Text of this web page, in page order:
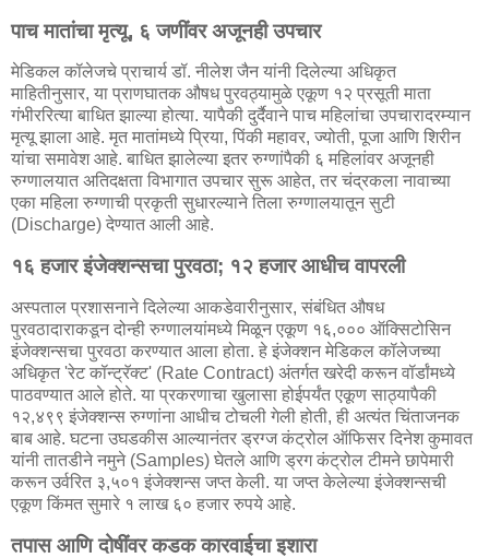
पाच मातांचा मृत्यू, ६ जणींवर अजूनही उपचार
मेडिकल कॉलेजचे प्राचार्य डॉ. नीलेश जैन यांनी दिलेल्या अधिकृत
माहितीनुसार, या प्राणघातक औषध पुरवठ्यामुळे एकूण १२ प्रसूती माता
गंभीररित्या बाधित झाल्या होत्या. यापैकी दुर्दैवाने पाच महिलांचा उपचारादरम्यान
मृत्यू झाला आहे. मृत मातांमध्ये प्रिया, पिंकी महावर, ज्योती, पूजा आणि शिरीन
यांचा समावेश आहे. बाधित झालेल्या इतर रुग्णांपैकी ६ महिलांवर अजूनही
रुग्णालयात अतिदक्षता विभागात उपचार सुरू आहेत, तर चंद्रकला नावाच्या
एका महिला रुग्णाची प्रकृती सुधारल्याने तिला रुग्णालयातून सुटी
(Discharge) देण्यात आली आहे.
१६ हजार इंजेक्शन्सचा पुरवठा; १२ हजार आधीच वापरली
अस्पताल प्रशासनाने दिलेल्या आकडेवारीनुसार, संबंधित औषध
पुरवठादाराकडून दोन्ही रुग्णालयांमध्ये मिळून एकूण १६,००० ऑक्सिटोसिन
इंजेक्शन्सचा पुरवठा करण्यात आला होता. हे इंजेक्शन मेडिकल कॉलेजच्या
अधिकृत 'रेट कॉन्ट्रॅक्ट' (Rate Contract) अंतर्गत खरेदी करून वॉर्डांमध्ये
पाठवण्यात आले होते. या प्रकरणाचा खुलासा होईपर्यंत एकूण साठ्यापैकी
१२,४९९ इंजेक्शन्स रुग्णांना आधीच टोचली गेली होती, ही अत्यंत चिंताजनक
बाब आहे. घटना उघडकीस आल्यानंतर ड्रग्ज कंट्रोल ऑफिसर दिनेश कुमावत
यांनी तातडीने नमुने (Samples) घेतले आणि ड्रग कंट्रोल टीमने छापेमारी
करून उर्वरित ३,५०१ इंजेक्शन्स जप्त केली. या जप्त केलेल्या इंजेक्शन्सची
एकूण किंमत सुमारे १ लाख ६० हजार रुपये आहे.
तपास आणि दोषींवर कडक कारवाईचा इशारा